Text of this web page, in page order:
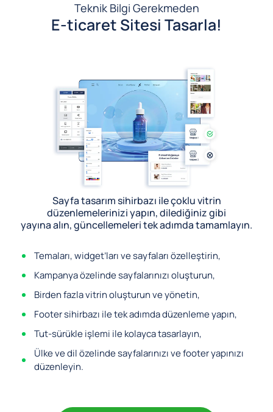
Teknik Bilgi Gerekmeden
E-ticaret Sitesi Tasarla!
Sayfa tasarım sihirbazı ile çoklu vitrin
düzenlemelerinizi yapın, dilediğiniz gibi
yayına alın, güncellemeleri tek adımda tamamlayın.
Temaları, widget’ları ve sayfaları özelleştirin,
Kampanya özelinde sayfalarınızı oluşturun,
Birden fazla vitrin oluşturun ve yönetin,
Footer sihirbazı ile tek adımda düzenleme yapın,
Tut-sürükle işlemi ile kolayca tasarlayın,
Ülke ve dil özelinde sayfalarınızı ve footer yapınızı
düzenleyin.